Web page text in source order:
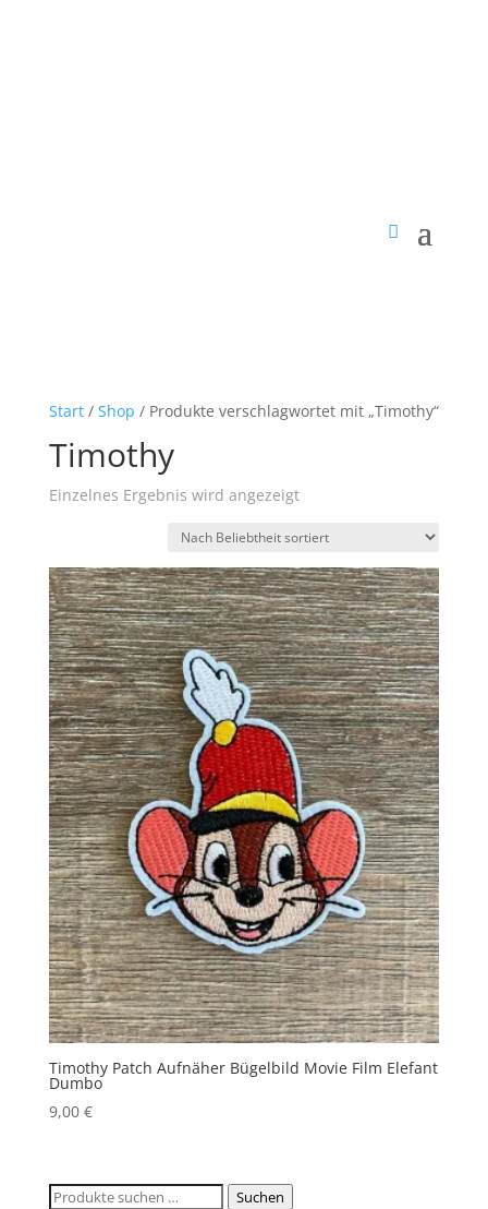
Start/ Shop / Produkte verschlagwortet mit „Timothy“
Timothy
Einzelnes Ergebnis wird angezeigt
Timothy Patch Aufnäher Bügelbild Movie Film Elefant
Dumbo
9,00 €
Suchen
Suchen